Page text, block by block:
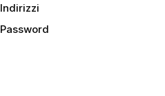
Indirizzi
Password